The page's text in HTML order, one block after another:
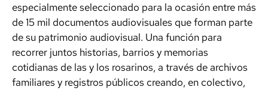
especialmente seleccionado para la ocasión entre más
de 15 mil documentos audiovisuales que forman parte
de su patrimonio audiovisual. Una función para
recorrer juntos historias, barrios y memorias
cotidianas de las y los rosarinos, a través de archivos
familiares y registros públicos creando, en colectivo,